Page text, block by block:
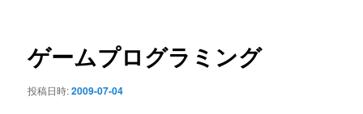
ー
ョ
ゲームプログラミング
投稿日時:2009-07-04